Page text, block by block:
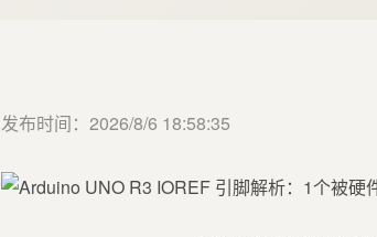
发布时间：2026/8/6 18:58:35